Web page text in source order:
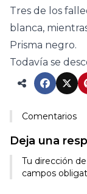
Tres de los
blanca,
Prisma negro.
Todavía se
Comentarios
Deja una
Tu dirección
campos